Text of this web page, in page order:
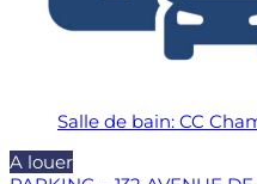
Salle de bain: CC
A louer